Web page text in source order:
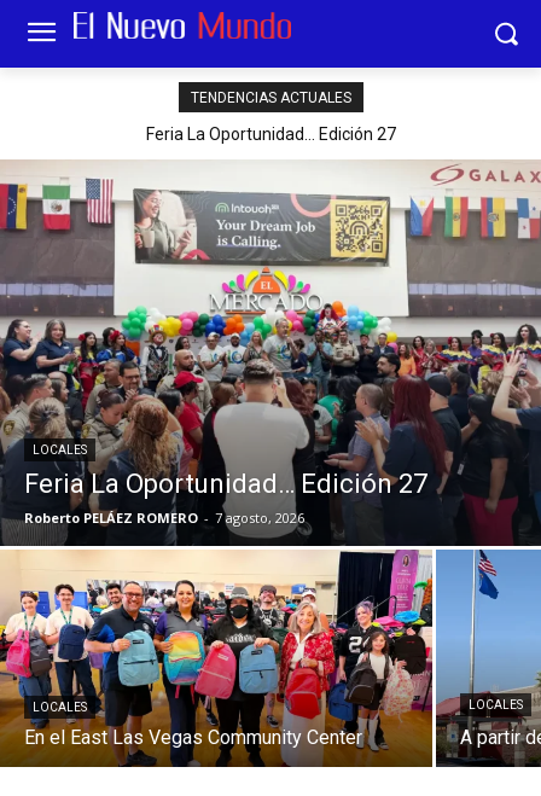
TENDENCIAS ACTUALES
Feria La Oportunidad… Edición 27
LOCALES
Feria La Oportunidad… Edición 27
Roberto PELÁEZ ROMERO - 7 agosto, 2026
LOCALES
En el East Las Vegas Community Center
LOCALES
A partir